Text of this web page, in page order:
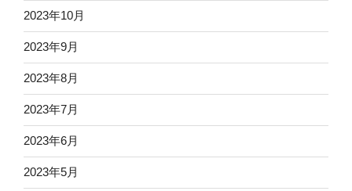
2023年10月
2023年9月
2023年8月
2023年7月
2023年6月
2023年5月